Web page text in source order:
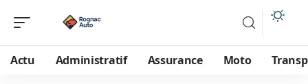
Actu Administratif Assurance Moto